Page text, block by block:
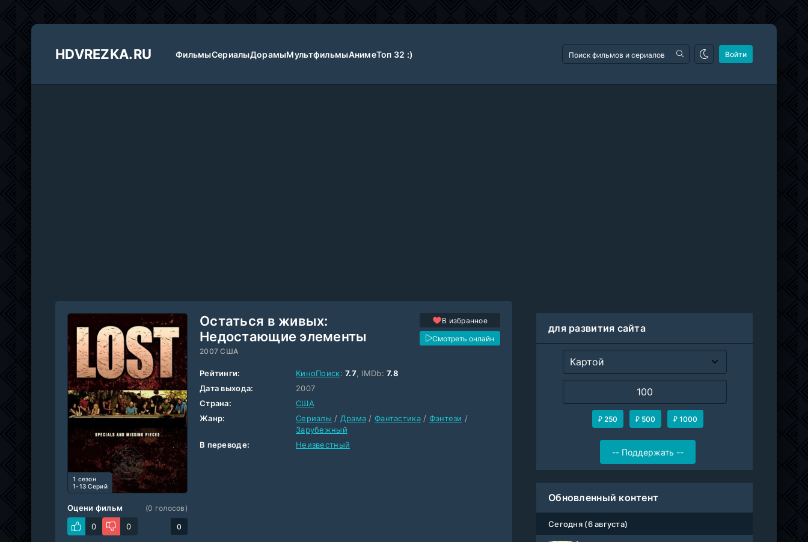
HDVREZKA.RU ФильмыСериалыДорамыМультфильмыАнимеТоп 32 :) Войти
Остаться в живых:
Недостающие элементы
2007 США
В избранное
Смотреть онлайн
1 cезон
1-13 Серий
Оцени фильм
0
0
(0 голосов)
0
Рейтинги: КиноПоиск:7.7, IMDb:7.8
Дата выхода:
2007
Страна:
США
Жанр:
Сериалы / Драма /Фантастика/ Фэнтези /
Зарубежный
В переводе:
Неизвестный
для развития сайта
₽ 250 ₽ 500 ₽ 1000
Обновленный контент
Сегодня (6 августа)